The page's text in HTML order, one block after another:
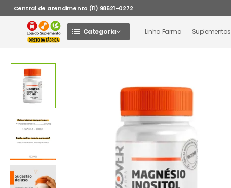
Central de atendimento (11) 98521-0272
Categoria Linha Farma Suplementos